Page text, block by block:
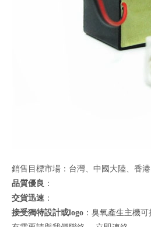
銷售目標市場：台灣、中國大陸、香
品質優良 ：
交貨迅速 ：
接受獨特設計或logo ：臭氧產生主機